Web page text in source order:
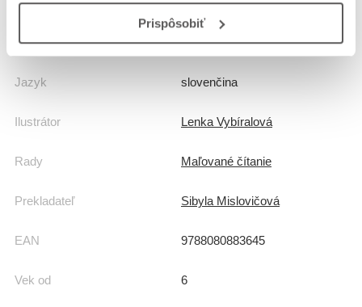
Prispôsobiť
Hmotnosť 0,32 kg
Jazyk slovenčina
Ilustrátor Lenka Vybíralová
Rady Maľované čítanie
Prekladateľ Sibyla Mislovičová
EAN 9788080883645
Vek od 6